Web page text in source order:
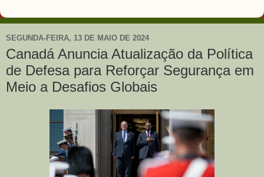
SEGUNDA-FEIRA, 13 DE MAIO DE 2024
Canadá Anuncia Atualização da Política
de Defesa para Reforçar Segurança em
Meio a Desafios Globais